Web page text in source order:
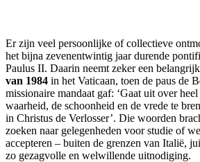
Er zijn veel persoonlijke of collectieve
het bijna zevenentwintig jaar durende
Paulus II. Daarin neemt zeker een
van 1984 in het Vaticaan, toen de paus de
missionaire mandaat gaf: ‘Gaat uit over
waarheid, de schoonheid en de vrede te
in Christus de Verlosser’. Die woorden
zoeken naar gelegenheden voor studie of
accepteren – buiten de grenzen van Italië,
zo gezagvolle en welwillende uitnodiging.